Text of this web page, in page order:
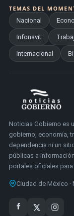
TEMAS DEL
Nacional
Infonavit
Internacional
Noticias Gobierno es
gobierno, economía,
dependencia ni un
públicas a
portales oficiales
Ciudad de México ·